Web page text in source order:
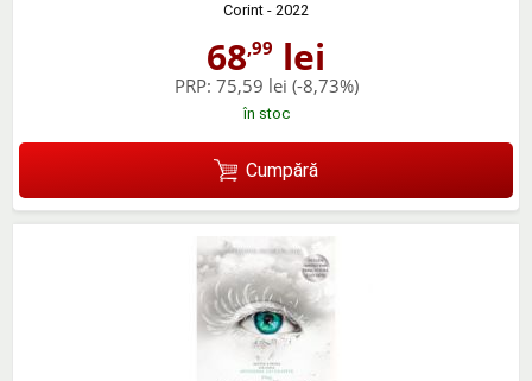
Corint - 2022
68,99 lei
PRP: 75,59 lei (-8,73%)
în stoc
Cumpără